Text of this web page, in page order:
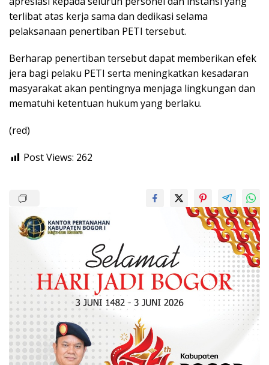
terlibat atas kerja sama dan dedikasi selama
pelaksanaan penertiban PETI tersebut.
Berharap penertiban tersebut dapat memberikan efek
jera bagi pelaku PETI serta meningkatkan kesadaran
masyarakat akan pentingnya menjaga lingkungan dan
mematuhi ketentuan hukum yang berlaku.
(red)
Post Views: 262